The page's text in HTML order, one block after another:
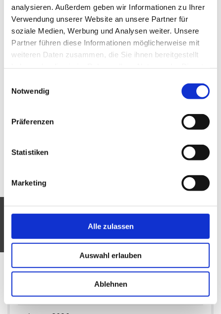
analysieren. Außerdem geben wir Informationen zu Ihrer
Verwendung unserer Website an unsere Partner für
soziale Medien, Werbung und Analysen weiter. Unsere
Partner führen diese Informationen möglicherweise mit
weiteren Daten zusammen, die Sie ihnen bereitgestellt
Notwendig
Präferenzen
Statistiken
Marketing
Alle zulassen
Auswahl erlauben
Ablehnen
Jahresübersicht
2026
November 2026
August 2026
Juli 2026
April 2026
März 2026
Februar 2026